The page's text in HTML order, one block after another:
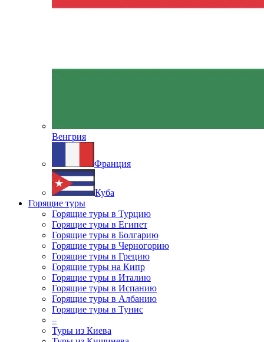
Венгрия
Франция
Куба
Горящие туры
Горящие туры в Турцию
Горящие туры в Египет
Горящие туры в Болгарию
Горящие туры в Черногорию
Горящие туры в Грецию
Горящие туры на Кипр
Горящие туры в Италию
Горящие туры в Испанию
Горящие туры в Албанию
Горящие туры в Тунис
–
Туры из Киева